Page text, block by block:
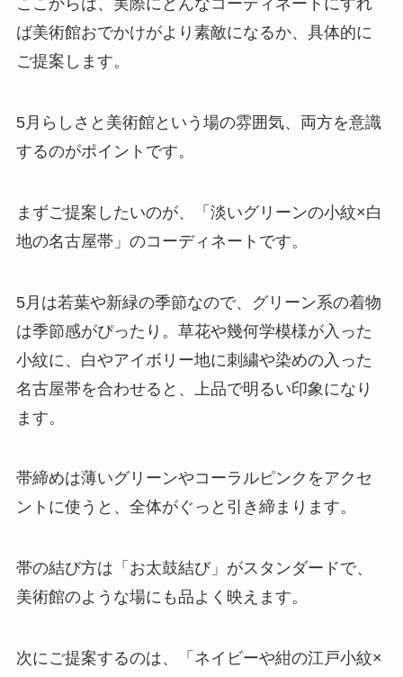
ここからは、実際にどんなコーディネートにすれ
ば美術館おでかけがより素敵になるか、具体的に
ご提案します。
5月らしさと美術館という場の雰囲気、両方を意識
するのがポイントです。
まずご提案したいのが、「淡いグリーンの小紋×白
地の名古屋帯」のコーディネートです。
5月は若葉や新緑の季節なので、グリーン系の着物
は季節感がぴったり。草花や幾何学模様が入った
小紋に、白やアイボリー地に刺繍や染めの入った
名古屋帯を合わせると、上品で明るい印象になり
ます。
帯締めは薄いグリーンやコーラルピンクをアクセ
ントに使うと、全体がぐっと引き締まります。
帯の結び方は「お太鼓結び」がスタンダードで、
美術館のような場にも品よく映えます。
次にご提案するのは、「ネイビーや紺の江戸小紋×